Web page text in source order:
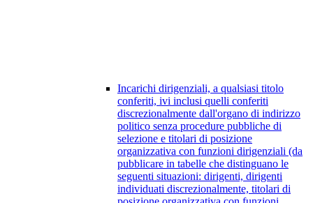
Incarichi dirigenziali, a qualsiasi titolo
conferiti, ivi inclusi quelli conferiti
discrezionalmente dall'organo di indirizzo
politico senza procedure pubbliche di
selezione e titolari di posizione
organizzativa con funzioni dirigenziali (da
pubblicare in tabelle che distinguano le
seguenti situazioni: dirigenti, dirigenti
individuati discrezionalmente, titolari di